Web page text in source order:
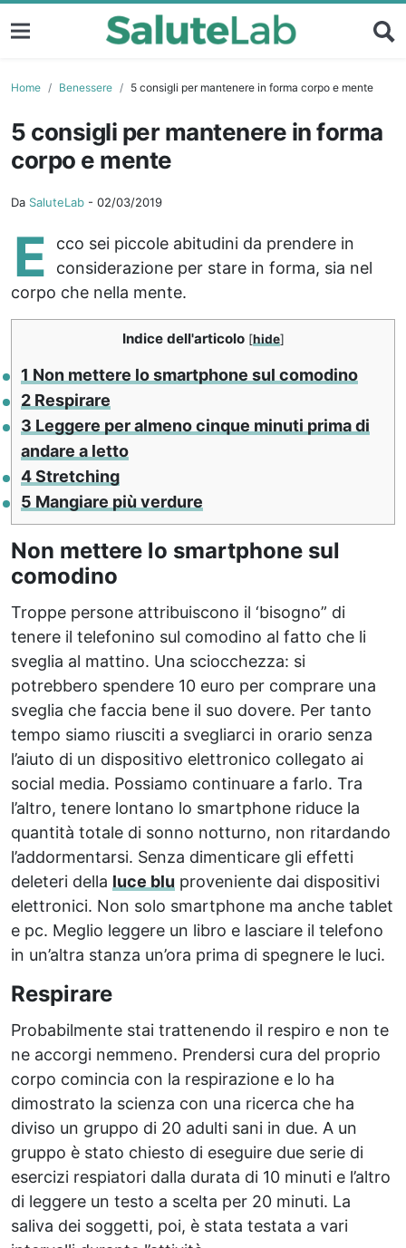
Home Benessere 5 consigli per mantenere in forma corpo e mente
5 consigli per mantenere in forma
corpo e mente
Da SaluteLab - 02/03/2019
E
cco sei piccole abitudini da prendere in
considerazione per stare in forma, sia nel
corpo che nella mente.
Indice dell'articolo [hide]
1 Non mettere lo smartphone sul comodino
2 Respirare
3 Leggere per almeno cinque minuti prima di
andare a letto
4Stretching
5 Mangiare più verdure
Non mettere lo smartphone sul
comodino
Troppe persone attribuiscono il ‘bisogno” di
tenere il telefonino sul comodino al fatto che li
sveglia al mattino. Una sciocchezza: si
potrebbero spendere 10 euro per comprare una
sveglia che faccia bene il suo dovere. Per tanto
tempo siamo riusciti a svegliarci in orario senza
l’aiuto di un dispositivo elettronico collegato ai
social media. Possiamo continuare a farlo. Tra
l’altro, tenere lontano lo smartphone riduce la
quantità totale di sonno notturno, non ritardando
l’addormentarsi. Senza dimenticare gli effetti
deleteri della luce blu proveniente dai dispositivi
elettronici. Non solo smartphone ma anche tablet
e pc. Meglio leggere un libro e lasciare il telefono
in un’altra stanza un’ora prima di spegnere le luci.
Respirare
Probabilmente stai trattenendo il respiro e non te
ne accorgi nemmeno. Prendersi cura del proprio
corpo comincia con la respirazione e lo ha
dimostrato la scienza con una ricerca che ha
diviso un gruppo di 20 adulti sani in due. A un
gruppo è stato chiesto di eseguire due serie di
esercizi respiatori dalla durata di 10 minuti e l’altro
di leggere un testo a scelta per 20 minuti. La
saliva dei soggetti, poi, è stata testata a vari